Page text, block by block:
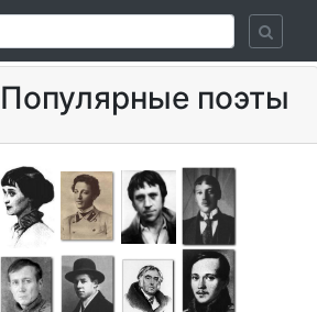
Популярные поэты